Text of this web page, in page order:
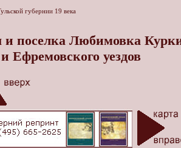
губернии 19 века
и поселка Любимовка
Ефремовского уездов